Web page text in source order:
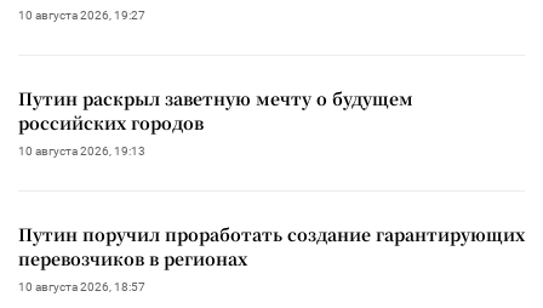
10 августа 2026, 19:27
Путин раскрыл заветную мечту о будущем
российских городов
10 августа 2026, 19:13
Путин поручил проработать создание гарантирующих
перевозчиков в регионах
10 августа 2026, 18:57